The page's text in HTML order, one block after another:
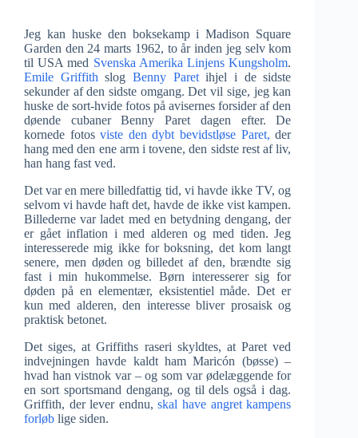
Jeg kan huske den boksekamp i Madison Square
Garden den 24 marts 1962, to år inden jeg selv kom
til USA med Svenska Amerika Linjens Kungsholm.
Emile Griffithslog Benny Paretihjel i de sidste
sekunder af den sidste omgang. Det vil sige, jeg kan
huske de sort-hvide fotos på avisernes forsider af den
døende cubaner Benny Paret dagen efter. De
kornede fotosviste den dybt bevidstløse Paret, der
hang med den ene arm i tovene, den sidste rest af liv,
han hang fast ved.
Det var en mere billedfattig tid, vi havde ikke TV, og
selvom vi havde haft det, havde de ikke vist kampen.
Billederne var ladet med en betydning dengang, der
er gået inflation i med alderen og med tiden. Jeg
interesserede mig ikke for boksning, det kom langt
senere, men døden og billedet af den, brændte sig
fast i min hukommelse. Børn interesserer sig for
døden på en elementær, eksistentiel måde. Det er
kun med alderen, den interesse bliver prosaisk og
praktisk betonet.
Det siges, at Griffiths raseri skyldtes, at Paret ved
indvejningen havde kaldt ham Maricón (bøsse) –
hvad han vistnok var – og som var ødelæggende for
en sort sportsmand dengang, og til dels også i dag.
Griffith, der lever endnu, skal have angret kampens
forløb lige siden.